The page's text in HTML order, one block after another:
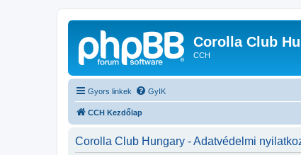
Corolla Club
CCH
Gyors linkek GyIK
CCH Kezdőlap
Corolla Club Hungary - Adatvédelmi